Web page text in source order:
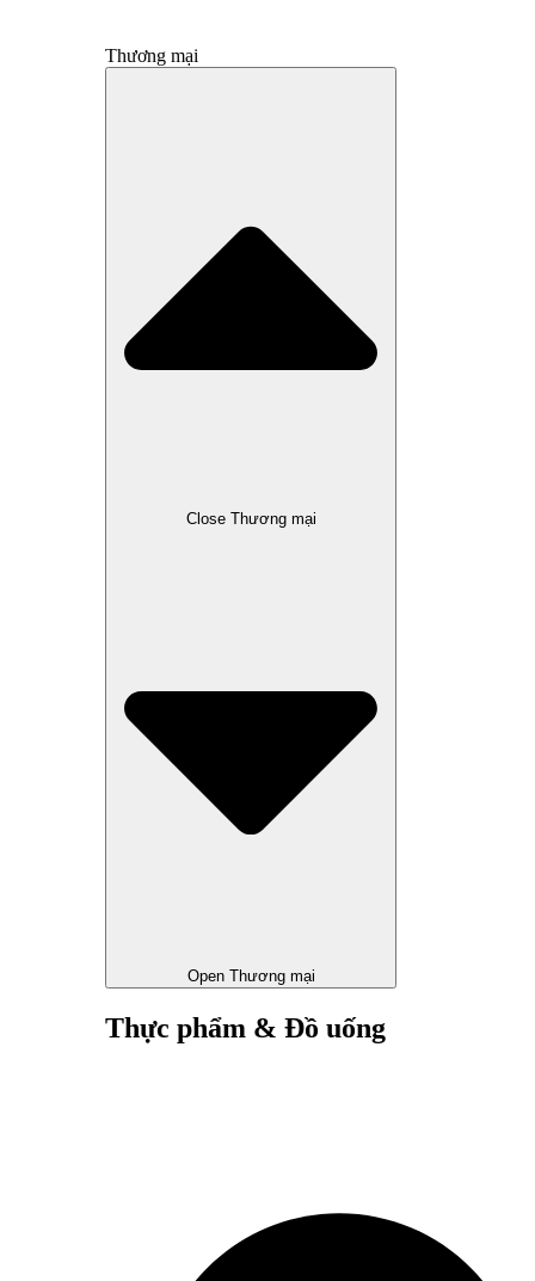
Thương mại
Close Thương mại
Open Thương mại
Thực phẩm & Đồ uống